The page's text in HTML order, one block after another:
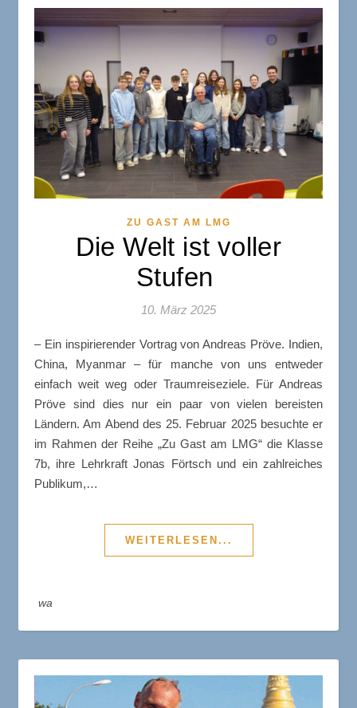
ZU GAST AM LMG
Die Welt ist voller
Stufen
10. März 2025
– Ein inspirierender Vortrag von Andreas Pröve. Indien,
China, Myanmar – für manche von uns entweder
einfach weit weg oder Traumreiseziele. Für Andreas
Pröve sind dies nur ein paar von vielen bereisten
Ländern. Am Abend des 25. Februar 2025 besuchte er
im Rahmen der Reihe „Zu Gast am LMG“ die Klasse
7b, ihre Lehrkraft Jonas Förtsch und ein zahlreiches
Publikum,…
WEITERLESEN...
wa